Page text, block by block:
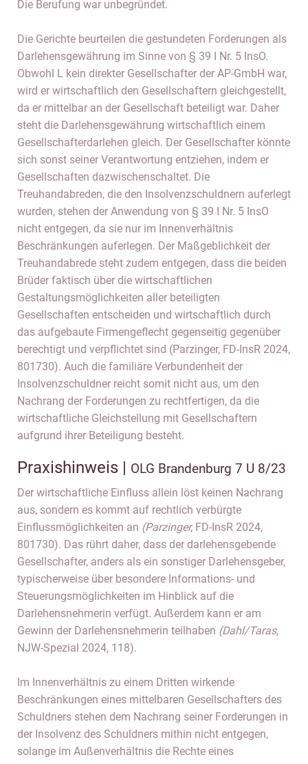
Die Berufung war unbegründet.
Die Gerichte beurteilen die gestundeten Forderungen als
Darlehensgewährung im Sinne von § 39 I Nr. 5 InsO.
Obwohl L kein direkter Gesellschafter der AP-GmbH war,
wird er wirtschaftlich den Gesellschaftern gleichgestellt,
da er mittelbar an der Gesellschaft beteiligt war. Daher
steht die Darlehensgewährung wirtschaftlich einem
Gesellschafterdarlehen gleich. Der Gesellschafter könnte
sich sonst seiner Verantwortung entziehen, indem er
Gesellschaften dazwischenschaltet. Die
Treuhandabreden, die den Insolvenzschuldnern auferlegt
wurden, stehen der Anwendung von § 39 I Nr. 5 InsO
nicht entgegen, da sie nur im Innenverhältnis
Beschränkungen auferlegen. Der Maßgeblichkeit der
Treuhandabrede steht zudem entgegen, dass die beiden
Brüder faktisch über die wirtschaftlichen
Gestaltungsmöglichkeiten aller beteiligten
Gesellschaften entscheiden und wirtschaftlich durch
das aufgebaute Firmengeflecht gegenseitig gegenüber
berechtigt und verpflichtet sind (Parzinger, FD-InsR 2024,
801730). Auch die familiäre Verbundenheit der
Insolvenzschuldner reicht somit nicht aus, um den
Nachrang der Forderungen zu rechtfertigen, da die
wirtschaftliche Gleichstellung mit Gesellschaftern
aufgrund ihrer Beteiligung besteht.
Praxishinweis | OLG Brandenburg 7 U 8/23
Der wirtschaftliche Einfluss allein löst keinen Nachrang
aus, sondern es kommt auf rechtlich verbürgte
Einflussmöglichkeiten an (Parzinger, FD-InsR 2024,
801730). Das rührt daher, dass der darlehensgebende
Gesellschafter, anders als ein sonstiger Darlehensgeber,
typischerweise über besondere Informations- und
Steuerungsmöglichkeiten im Hinblick auf die
Darlehensnehmerin verfügt. Außerdem kann er am
Gewinn der Darlehensnehmerin teilhaben (Dahl/Taras,
NJW-Spezial 2024, 118).
Im Innenverhältnis zu einem Dritten wirkende
Beschränkungen eines mittelbaren Gesellschafters des
Schuldners stehen dem Nachrang seiner Forderungen in
der Insolvenz des Schuldners mithin nicht entgegen,
solange im Außenverhältnis die Rechte eines